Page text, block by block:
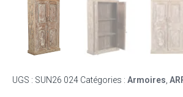
UGS : SUN26 024 Catégories : Armoires